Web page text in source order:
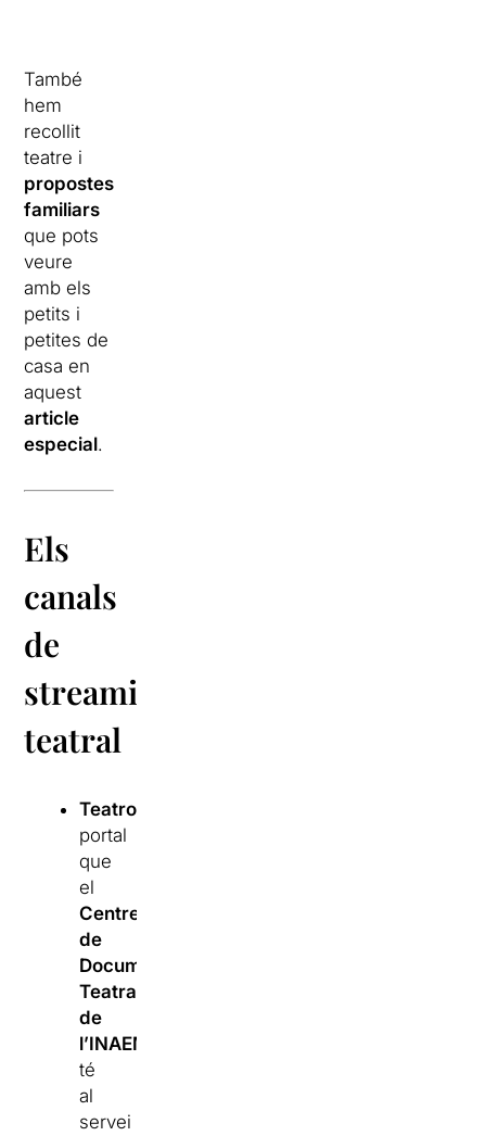
També
hem
recollit
teatre i
propostes
familiars
que pots
veure
amb els
petits i
petites de
casa en
aquest
article
especial.
Els
canals
de
streaming
teatral
Teatroteca
portal
que
el
Centre
de
Documentació
Teatral
de
l’INAEM
té
al
servei